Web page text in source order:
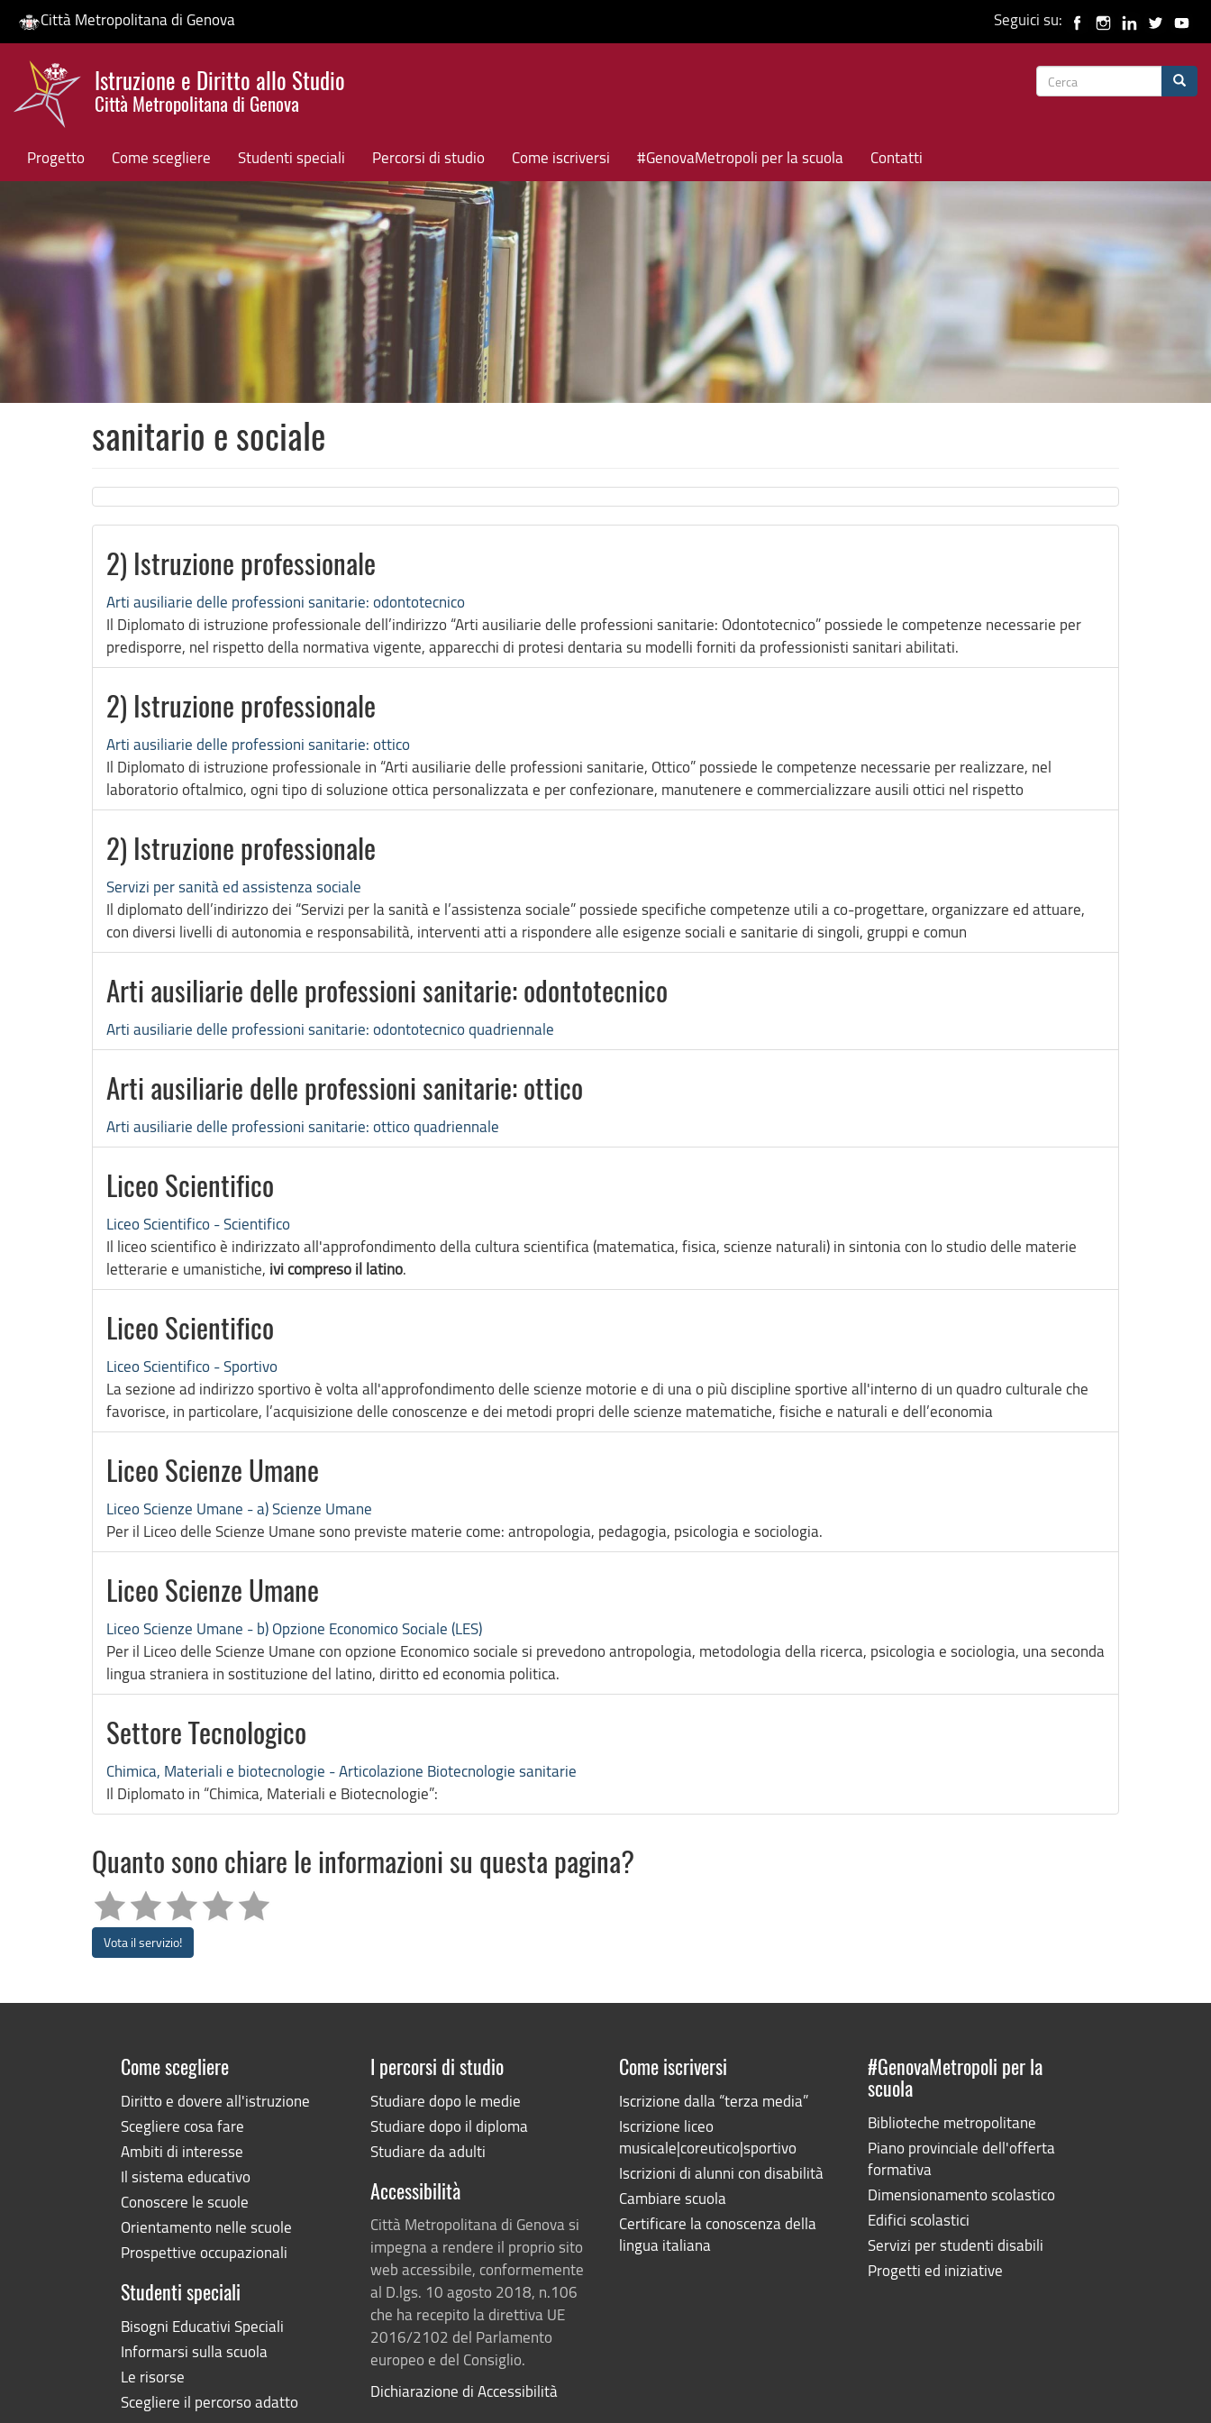
Salta
contenuto
Città Metropolitana di Genova Seguici su:
Istruzione e Diritto allo Studio
Città Metropolitana di Genova
Form
Progetto Come scegliere Studenti speciali Percorsi di studio Come iscriversi #GenovaMetropoli per la scuola Contatti
HP banner
sanitario e sociale
2) Istruzione professionale
Arti ausiliarie delle professioni sanitarie: odontotecnico
Il Diplomato di istruzione professionale dell’indirizzo “Arti ausiliarie delle professioni sanitarie: Odontotecnico” possiede le competenze necessarie per
predisporre, nel rispetto della normativa vigente, apparecchi di protesi dentaria su modelli forniti da professionisti sanitari abilitati.
2) Istruzione professionale
Arti ausiliarie delle professioni sanitarie: ottico
Il Diplomato di istruzione professionale in “Arti ausiliarie delle professioni sanitarie, Ottico” possiede le competenze necessarie per realizzare, nel
laboratorio oftalmico, ogni tipo di soluzione ottica personalizzata e per confezionare, manutenere e commercializzare ausili ottici nel rispetto
2) Istruzione professionale
Servizi per sanità ed assistenza sociale
Il diplomato dell’indirizzo dei “Servizi per la sanità e l’assistenza sociale” possiede specifiche competenze utili a co-progettare, organizzare ed attuare,
con diversi livelli di autonomia e responsabilità, interventi atti a rispondere alle esigenze sociali e sanitarie di singoli, gruppi e comun
Arti ausiliarie delle professioni sanitarie: odontotecnico
Arti ausiliarie delle professioni sanitarie: odontotecnico quadriennale
Arti ausiliarie delle professioni sanitarie: ottico
Arti ausiliarie delle professioni sanitarie: ottico quadriennale
Liceo Scientifico
Liceo Scientifico - Scientifico
Il liceo scientifico è indirizzato all'approfondimento della cultura scientifica (matematica, fisica, scienze naturali) in sintonia con lo studio delle materie
letterarie e umanistiche, ivi compreso il latino.
Liceo Scientifico
Liceo Scientifico - Sportivo
La sezione ad indirizzo sportivo è volta all'approfondimento delle scienze motorie e di una o più discipline sportive all'interno di un quadro culturale che
favorisce, in particolare, l’acquisizione delle conoscenze e dei metodi propri delle scienze matematiche, fisiche e naturali e dell’economia
Liceo Scienze Umane
Liceo Scienze Umane - a) Scienze Umane
Per il Liceo delle Scienze Umane sono previste materie come: antropologia, pedagogia, psicologia e sociologia.
Liceo Scienze Umane
Liceo Scienze Umane - b) Opzione Economico Sociale (LES)
Per il Liceo delle Scienze Umane con opzione Economico sociale si prevedono antropologia, metodologia della ricerca, psicologia e sociologia, una seconda
lingua straniera in sostituzione del latino, diritto ed economia politica.
Settore Tecnologico
Chimica, Materiali e biotecnologie - Articolazione Biotecnologie sanitarie
Il Diplomato in “Chimica, Materiali e Biotecnologie”:
Quanto sono chiare le informazioni su questa pagina?
Vota il servizio!
Come scegliere
Diritto e dovere all'istruzione
Scegliere cosa fare
Ambiti di interesse
Il sistema educativo
Conoscere le scuole
Orientamento nelle scuole
Prospettive occupazionali
Studenti speciali
Bisogni Educativi Speciali
Informarsi sulla scuola
Le risorse
Scegliere il percorso adatto
I percorsi di studio
Studiare dopo le medie
Studiare dopo il diploma
Studiare da adulti
Accessibilità
Città Metropolitana di Genova si
impegna a rendere il proprio sito
web accessibile, conformemente
al D.lgs. 10 agosto 2018, n.106
che ha recepito la direttiva UE
2016/2102 del Parlamento
europeo e del Consiglio.
Dichiarazione di Accessibilità
Come iscriversi
Iscrizione dalla “terza media”
Iscrizione liceo
musicale|coreutico|sportivo
Iscrizioni di alunni con disabilità
Cambiare scuola
Certificare la conoscenza della
lingua italiana
#GenovaMetropoli per la
scuola
Biblioteche metropolitane
Piano provinciale dell'offerta
formativa
Dimensionamento scolastico
Edifici scolastici
Servizi per studenti disabili
Progetti ed iniziative